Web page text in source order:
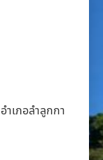
ำเภอลำลูกกา